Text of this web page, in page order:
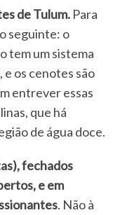
de Tulum.Para
seguinte: o
tem um sistema
os cenotes são
entrever essas
que há
de água doce.
fechados
e em
. Não à